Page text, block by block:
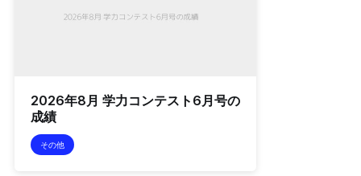
2026年8月 学力コンテスト6月号の
成績
その他